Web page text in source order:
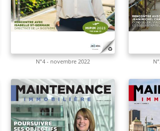
N°4 - novembre 2022